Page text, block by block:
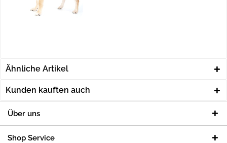
Ähnliche Artikel
Kunden kauften auch
Über uns
Shop Service